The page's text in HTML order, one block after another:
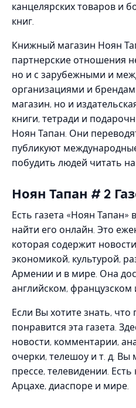
канцелярских товаров и
книг.
Книжный магазин Ноян
партнерские отношения
но и с зарубежными и
организациями и
магазин, но и
книги, тетради и
Ноян Тапан. Они
публикуют
побудить людей читать
Ноян Тапан # 2
Есть газета «Ноян
найти его онлайн. Это
которая содержит
экономикой, культурой,
Армении и в мире. Она
английском, французском
Если Вы хотите знать,
понравится эта газета.
новости, комментарии,
очерки, телешоу и т. д. Вы
прессе, телевидении.
Арцахе, диаспоре и мире.